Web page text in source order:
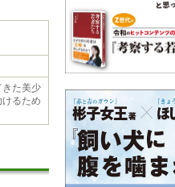
きた美少
るため